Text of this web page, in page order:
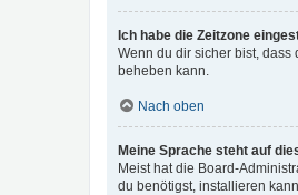
Ich habe die Zeitzone
Wenn du dir sicher bist, dass
beheben kann.
Nach oben
Meine Sprache steht auf
Meist hat die Board-
du benötigst, installieren